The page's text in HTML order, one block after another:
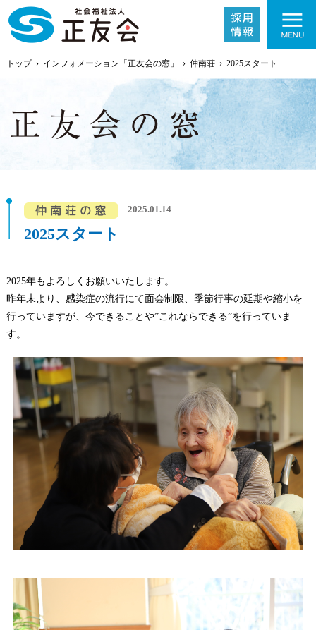
事業内容
トップ› インフォメーション「正友会の窓」 › 仲南荘› 2025スタート
2025.01.14
2025スタート
2025年もよろしくお願いいたします。
昨年末より、感染症の流行にて面会制限、季節行事の延期や縮小を
行っていますが、今できることや”これならできる”を行っていま
す。